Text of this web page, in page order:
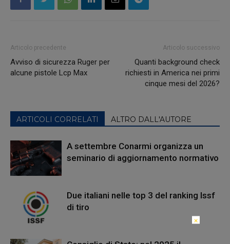
Articolo precedente
Avviso di sicurezza Ruger per
alcune pistole Lcp Max
Articolo successivo
Quanti background check
richiesti in America nei primi
cinque mesi del 2026?
ARTICOLI CORRELATI ALTRO DALL'AUTORE
A settembre Conarmi organizza un
seminario di aggiornamento normativo
Due italiani nelle top 3 del ranking Issf
di tiro
×